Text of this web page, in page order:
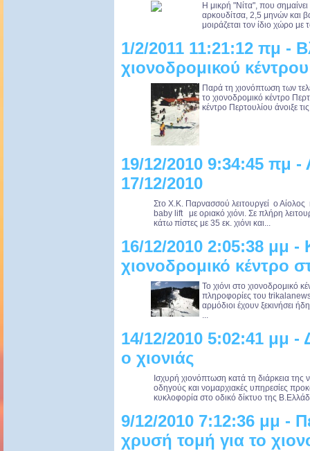
Η μικρή "Νίτα", που
αρκουδίτσα, 2,5 μηνών και
μοιράζεται τον ίδιο χώρο
1/2/2011 11:21:12 πμ -
χιονοδρομικού
Παρά τη χιονόπτωση των
το χιονοδρομικό κέντρο
κέντρο Περτουλίου άνοιξε
19/12/2010 9:34:45 πμ -
17/12/2010
Στο Χ.Κ. Παρνασσού λειτουργεί ο
baby lift με οριακό χιόνι. Σε πλήρη
κάτω πίστες με 35 εκ. χιόνι και...
16/12/2010 2:05:38 μμ -
χιονοδρομικό κέντρο
Το χιόνι στο χιονοδρομικό
πληροφορίες του
αρμόδιοι έχουν ξεκινήσει
...
14/12/2010 5:02:41 μμ -
ο χιονιάς
Ισχυρή χιονόπτωση κατά τη διάρκεια της
οδηγούς και νομαρχιακές υπηρεσίες
κυκλοφορία στο οδικό δίκτυο της
9/12/2010 7:12:36 μμ -
χρυσή τομή για το